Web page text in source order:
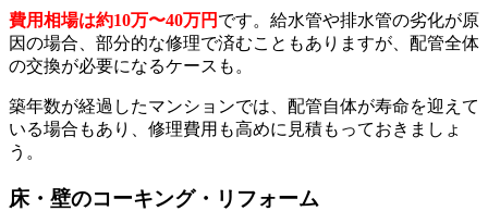
費用相場は約10万〜40万円 です。給水管や排水管の劣化が原
因の場合、部分的な修理で済むこともありますが、配管全体
の交換が必要になるケースも。
築年数が経過したマンションでは、配管自体が寿命を迎えて
いる場合もあり、修理費用も高めに見積もっておきましょ
う。
床・壁のコーキング・リフォーム